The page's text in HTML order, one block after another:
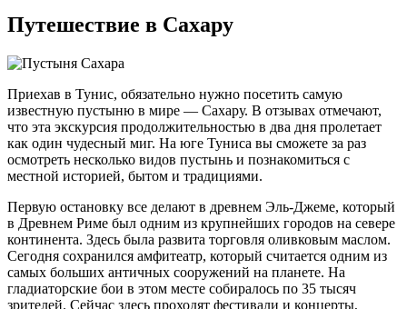
Путешествие в Сахару
Приехав в Тунис, обязательно нужно посетить самую
известную пустыню в мире — Сахару. В отзывах отмечают,
что эта экскурсия продолжительностью в два дня пролетает
как один чудесный миг. На юге Туниса вы сможете за раз
осмотреть несколько видов пустынь и познакомиться с
местной историей, бытом и традициями.
Первую остановку все делают в древнем Эль-Джеме, который
в Древнем Риме был одним из крупнейших городов на севере
континента. Здесь была развита торговля оливковым маслом.
Сегодня сохранился амфитеатр, который считается одним из
самых больших античных сооружений на планете. На
гладиаторские бои в этом месте собиралось по 35 тысяч
зрителей. Сейчас здесь проходят фестивали и концерты,